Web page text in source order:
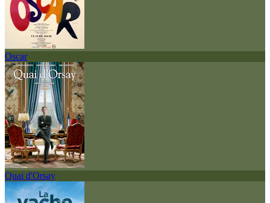
Oscar
Quai d'Orsay